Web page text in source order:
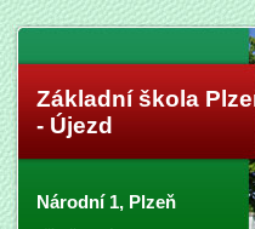
Základní škola
- Újezd
Národní 1, Plzeň